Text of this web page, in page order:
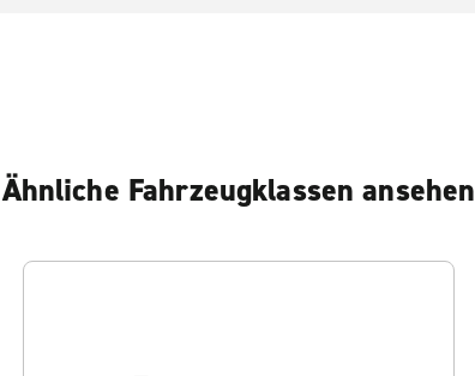
Ähnliche Fahrzeugklassen ansehen